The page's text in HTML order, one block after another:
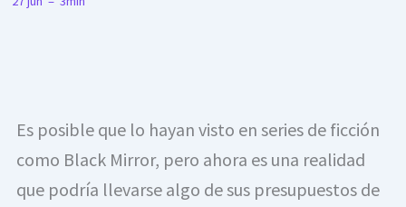
Es posible que lo hayan visto en series de ficción
como Black Mirror, pero ahora es una realidad
que podría llevarse algo de sus presupuestos de